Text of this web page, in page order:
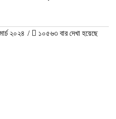
২০২৪ / ১০৫৬৩ বার দেখা হয়েছে